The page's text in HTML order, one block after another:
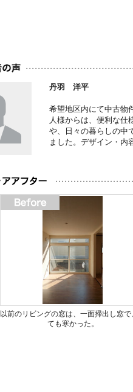
丹羽 洋平
希望地区内にて中古物
人様からは、便利な仕
や、日々の暮らしの中
ました。デザイン・内
以前のリビングの窓は、一面掃出し窓で
ても寒かった。